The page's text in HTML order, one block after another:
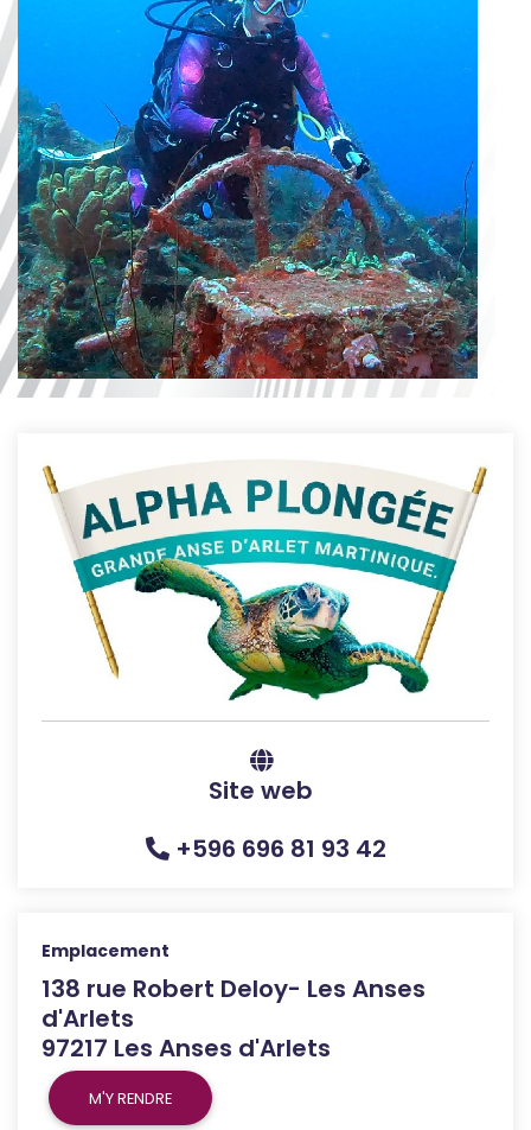
Site web
+596 696 81 93 42
Emplacement
138 rue Robert Deloy- Les Anses
d'Arlets
97217 Les Anses d'Arlets
M'Y RENDRE